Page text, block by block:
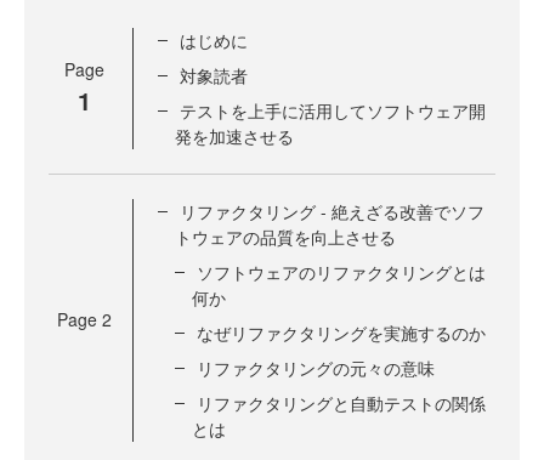
Page
1
はじめに
対象読者
テストを上手に活用してソフトウェア開
発を加速させる
Page 2
リファクタリング - 絶えざる改善でソフ
トウェアの品質を向上させる
ソフトウェアのリファクタリングとは
何か
なぜリファクタリングを実施するのか
リファクタリングの元々の意味
リファクタリングと自動テストの関係
とは